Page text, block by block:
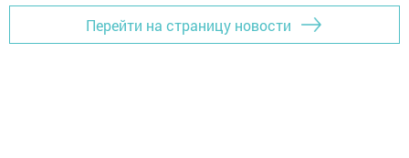
Перейти на страницу новости